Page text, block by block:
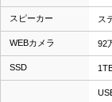
スピーカー ス
WEBカメラ 92
SSD